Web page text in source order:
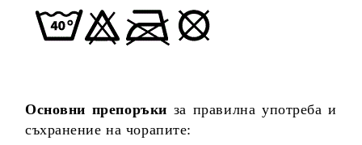
Основни препоръки за правилна употреба и
съхранение на чорапите: